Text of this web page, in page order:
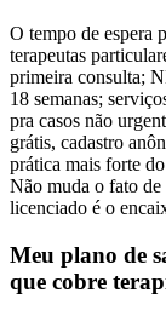
O tempo de espera
terapeutas
primeira consulta;
18 semanas;
pra casos não
grátis, cadastro
prática mais forte
Não muda o fato
licenciado é o
Meu plano de
que cobre